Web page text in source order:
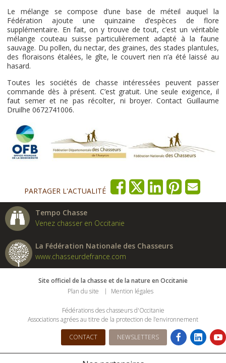
Le mélange se compose d’une base de méteil auquel la
Fédération ajoute une quinzaine d’espèces de flore
supplémentaire. En fait, on y trouve de tout, c’est un véritable
mélange couteau suisse particulièrement adapté à la faune
sauvage. Du pollen, du nectar, des graines, des stades plantules,
des floraisons étalées, le gîte, le couvert rien n’a été laissé au
hasard.
Toutes les sociétés de chasse intéressées peuvent passer
commande dès à présent. C’est gratuit. Une seule exigence, il
faut semer et ne pas récolter, ni broyer. Contact Guillaume
Druilhe 0672741006.
PARTAGER L'ACTUALITÉ
Tempo Chasse
Venez chasser en Occitanie
La Fédération Nationale des Chasseurs
www.chasseurdefrance.com
Site officiel de la chasse et de la nature en Occitanie
Plan du site
Mention légales
Fédérations des chasseurs d'Occitanie
Associations agrées au titre de la protection de l’environnement
CONTACT NEWSLETTERS